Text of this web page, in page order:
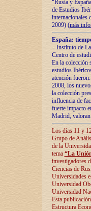
“Rusia y
de Estudios
internacionales
2009) (más
España:
– Instituto de
Centro de
En la colección
estudios
atención
2008, los
la colección
influencia de
fuerte impacto
Madrid,
Los días 11 y
Grupo de
de la
tema “La
investigadores
Ciencias de
Universidades
Universidad
Universidad
Esta
Estructura